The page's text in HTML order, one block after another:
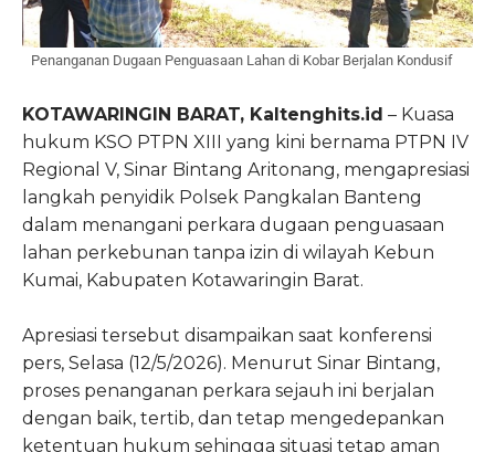
Penanganan Dugaan Penguasaan Lahan di Kobar Berjalan Kondusif
KOTAWARINGIN BARAT, Kaltenghits.id – Kuasa
hukum KSO PTPN XIII yang kini bernama PTPN IV
Regional V, Sinar Bintang Aritonang, mengapresiasi
langkah penyidik Polsek Pangkalan Banteng
dalam menangani perkara dugaan penguasaan
lahan perkebunan tanpa izin di wilayah Kebun
Kumai, Kabupaten Kotawaringin Barat.
Apresiasi tersebut disampaikan saat konferensi
pers, Selasa (12/5/2026). Menurut Sinar Bintang,
proses penanganan perkara sejauh ini berjalan
dengan baik, tertib, dan tetap mengedepankan
ketentuan hukum sehingga situasi tetap aman